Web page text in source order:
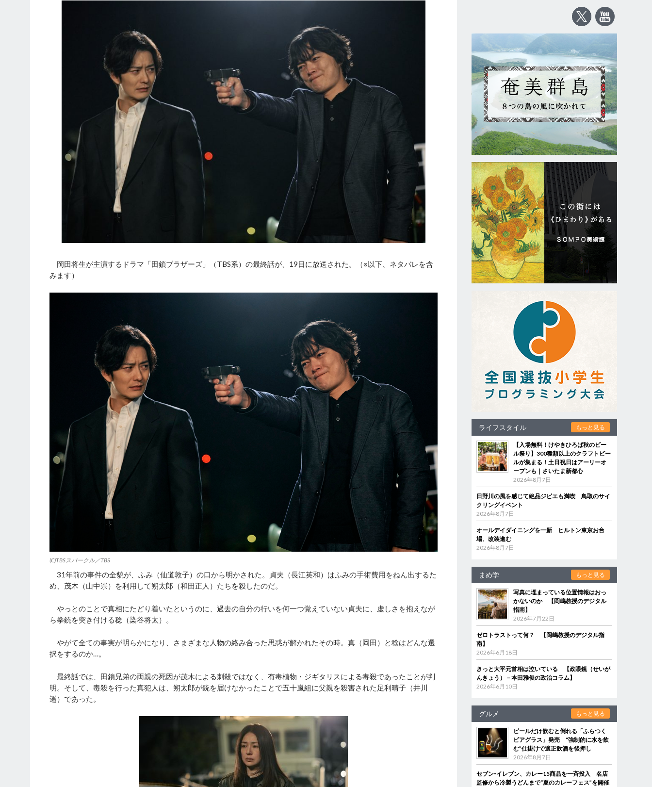
岡田将生が主演するドラマ「田鎖ブラザーズ」（TBS系）の最終話が、19日に放送された。（※以下、ネタバレを含
みます）
(C)TBSスパークル／TBS
31年前の事件の全貌が、ふみ（仙道敦子）の口から明かされた。貞夫（長江英和）はふみの手術費用をねん出するた
め、茂木（山中崇）を利用して朔太郎（和田正人）たちを殺したのだ。
やっとのことで真相にたどり着いたというのに、過去の自分の行いを何一つ覚えていない貞夫に、虚しさを抱えなが
ら拳銃を突き付ける稔（染谷将太）。
やがて全ての事実が明らかになり、さまざまな人物の絡み合った思惑が解かれたその時。真（岡田）と稔はどんな選
択をするのか…。
最終話では、田鎖兄弟の両親の死因が茂木による刺殺ではなく、有毒植物・ジギタリスによる毒殺であったことが判
明。そして、毒殺を行った真犯人は、朔太郎が銃を届けなかったことで五十嵐組に父親を殺害された足利晴子（井川
遥）であった。
ライフスタイル もっと見る
【入場無料！けやきひろば秋のビー
ル祭り】300種類以上のクラフトビー
ルが集まる！土日祝日はアーリーオ
ープンも｜さいたま新都心
2026年8月7日
日野川の風を感じて絶品ジビエも満喫 鳥取のサイ
クリングイベント
2026年8月7日
オールデイダイニングを一新 ヒルトン東京お台
場、改装進む
2026年8月7日
まめ学 もっと見る
写真に埋まっている位置情報はおっ
かないのか 【岡嶋教授のデジタル
指南】
2026年7月22日
ゼロトラストって何？ 【岡嶋教授のデジタル指
南】
2026年6月18日
きっと大平元首相は泣いている 【政眼鏡（せいが
んきょう）－本田雅俊の政治コラム】
2026年6月10日
グルメ もっと見る
ビールだけ飲むと倒れる「ふらつく
ビアグラス」発売 “強制的に水を飲
む”仕掛けで適正飲酒を後押し
2026年8月7日
セブン‐イレブン、カレー15商品を一斉投入 名店
監修から冷製うどんまで“夏のカレーフェス”を開催